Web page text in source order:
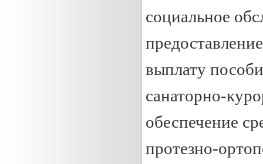
социальное
выплату
санаторно-
обеспечение
протезно-